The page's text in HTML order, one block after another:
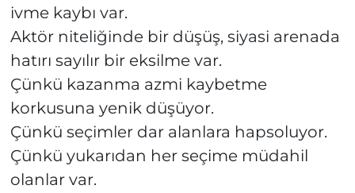
ivme kaybı var.
Aktör niteliğinde bir düşüş, siyasi arenada
hatırı sayılır bir eksilme var.
Çünkü kazanma azmi kaybetme
korkusuna yenik düşüyor.
Çünkü seçimler dar alanlara hapsoluyor.
Çünkü yukarıdan her seçime müdahil
olanlar var.